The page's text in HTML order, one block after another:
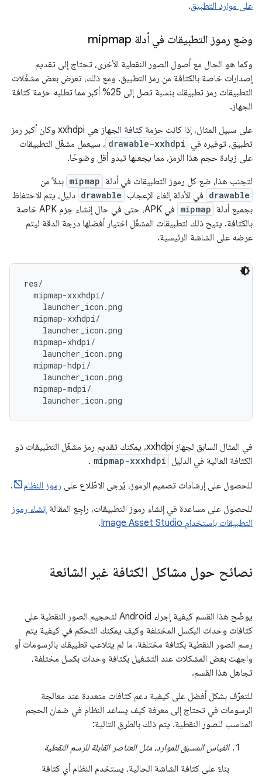
على موارد التطبيق.
وضع رموز التطبيقات في أدلة mipmap
وكما هو الحال مع أصول الصور النقطية الأخرى، تحتاج إلى تقديم
إصدارات خاصة بالكثافة من رمز التطبيق. ومع ذلك، تعرض بعض مشغّلات
التطبيقات رمز تطبيقك بنسبة تصل إلى 25% أكبر مما تطلبه حزمة كثافة
الجهاز.
على سبيل المثال، إذا كانت حزمة كثافة الجهاز هي xxhdpi وكان أكبر رمز
تطبيق، توفيره في drawable-xxhdpi ، سيعمل مشغّل التطبيقات
على زيادة حجم هذا الرمز، مما يجعلها تبدو أقل وضوحًا.
لتجنب هذا، ضع كل رموز التطبيقات في أدلة mipmap بدلاً من
drawable في الأدلة إلغاء الإعجاب drawable دليل، يتم الاحتفاظ
بجميع أدلة mipmap
في APK، حتى في حال إنشاء حِزم APK خاصة
بالكثافة. يتيح ذلك لتطبيقات المشغّل اختيار أفضلها درجة الدقة ليتم
عرضه على الشاشة الرئيسية.
res/
  mipmap-xxxhdpi/
    launcher_icon.png
  mipmap-xxhdpi/
    launcher_icon.png
  mipmap-xhdpi/
    launcher_icon.png
  mipmap-hdpi/
    launcher_icon.png
  mipmap-mdpi/
في المثال السابق لجهاز xxhdpi، يمكنك تقديم رمز مشغّل التطبيقات ذو
الكثافة العالية في الدليل mipmap-xxxhdpi
.
للحصول على إرشادات تصميم الرموز، يُرجى الاطّلاع على رموز النظام
.
للحصول على مساعدة في إنشاء رموز التطبيقات، راجِع المقالة إنشاء رموز
التطبيقات باستخدام Image Asset Studio
.
نصائح حول مشاكل الكثافة غير الشائعة
يوضّح هذا القسم كيفية إجراء Android لتحجيم الصور النقطية على
كثافات وحدات البكسل المختلفة وكيف يمكنك التحكم في كيفية يتم
رسم الصور النقطية بكثافة مختلفة. ما لم يتلاعب تطبيقك بالرسومات أو
واجهت بعض المشكلات عند التشغيل بكثافة وحدات بكسل مختلفة،
تجاهل هذا القسم.
للتعرّف بشكل أفضل على كيفية دعم كثافات متعددة عند معالجة
الرسومات في تحتاج إلى معرفة كيف يساعد النظام في ضمان الحجم
المناسب للصور النقطية. يتم ذلك بالطرق التالية:
القياس المسبق للموارد، مثل العناصر القابلة للرسم النقطية
بناءً على كثافة الشاشة الحالية، يستخدم النظام أي كثافة